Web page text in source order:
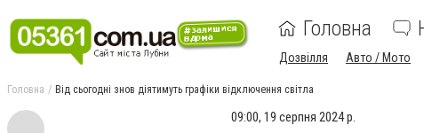
Головна
Дозвілля Авто / Мото
Головна Від сьогодні знов діятимуть графіки відключення світла
09:00, 19 серпня 2024 р.